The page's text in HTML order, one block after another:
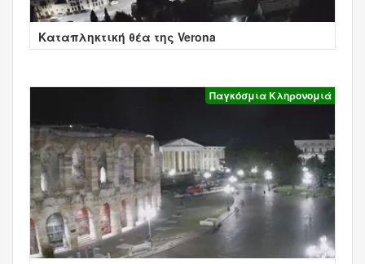
Καταπληκτική θέα της Verona
Παγκόσμια Κληρονομιά